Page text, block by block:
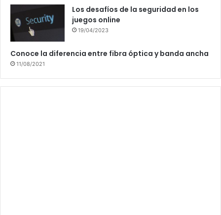
Los desafíos de la seguridad en los
juegos online
19/04/2023
Conoce la diferencia entre fibra óptica y banda ancha
11/08/2021